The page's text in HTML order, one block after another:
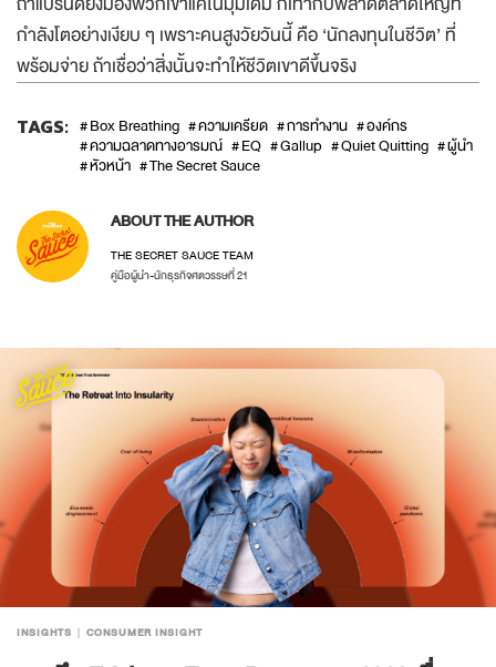
ถ้าแบรนด์ยังมองพวกเขาแค่ในมุมเดิม ก็เท่ากับพลาดตลาดใหญ่ที่
กำลังโตอย่างเงียบ ๆ เพราะคนสูงวัยวันนี้ คือ ‘นักลงทุนในชีวิต’ ที่
Box Breathing ความเครียด การทำงาน
องค์กร
ความฉลาดทางอารมณ์
EQ
ABOUT THE AUTHOR
THE SECRET SAUCE TEAM
INSIGHTS CONSUMER INSIGHT